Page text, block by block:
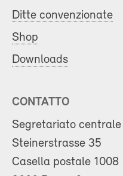
Ditte convenzionate
Shop
Downloads
CONTATTO
Segretariato centrale
Steinerstrasse 35
Casella postale 1008